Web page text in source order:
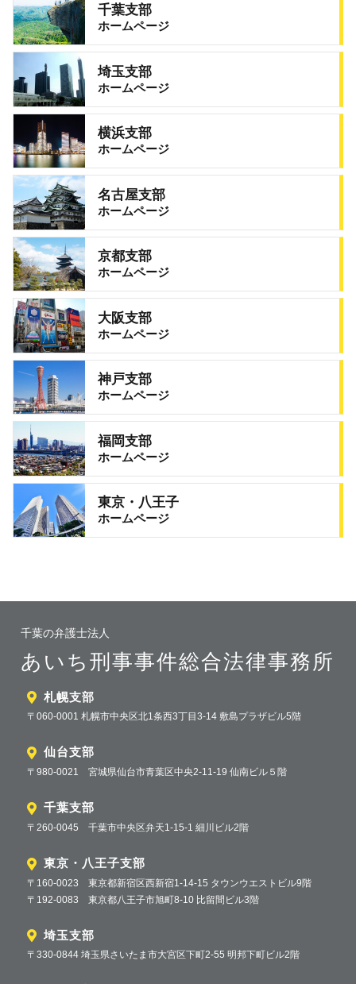
千葉支部
ホームページ
埼玉支部
ホームページ
横浜支部
ホームページ
名古屋支部
ホームページ
京都支部
ホームページ
大阪支部
ホームページ
神戸支部
ホームページ
福岡支部
ホームページ
東京・八王子
ホームページ
千葉の弁護士法人
あいち刑事事件総合法律事務所
札幌支部
〒060-0001 札幌市中央区北1条西3丁目3-14 敷島プラザビル5階
仙台支部
〒980-0021 宮城県仙台市青葉区中央2-11-19 仙南ビル５階
千葉支部
〒260-0045 千葉市中央区弁天1-15-1 細川ビル2階
東京・八王子支部
〒160-0023 東京都新宿区西新宿1-14-15 タウンウエストビル9階
〒192-0083 東京都八王子市旭町8-10 比留間ビル3階
埼玉支部
〒330-0844 埼玉県さいたま市大宮区下町2-55 明邦下町ビル2階